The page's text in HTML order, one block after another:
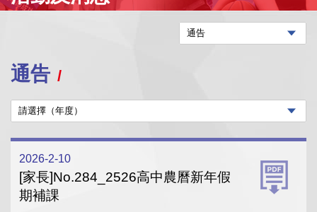
通告
2026-2-10
[家長]No.284_2526高中農曆新年假
期補課